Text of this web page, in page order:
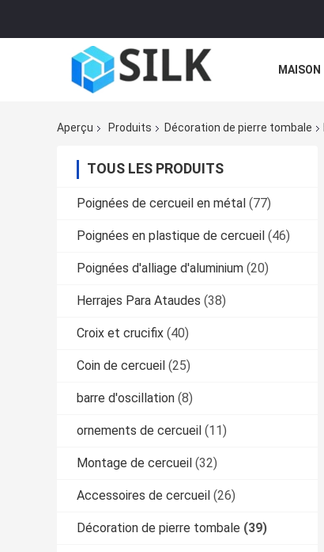
MAISON
Aperçu Produits Décoration de pierre tombale
TOUS LES PRODUITS
Poignées de cercueil en métal (77)
Poignées en plastique de cercueil (46)
Poignées d'alliage d'aluminium (20)
Herrajes Para Ataudes (38)
Croix et crucifix (40)
Coin de cercueil (25)
barre d'oscillation (8)
ornements de cercueil (11)
Montage de cercueil (32)
Accessoires de cercueil (26)
Décoration de pierre tombale (39)